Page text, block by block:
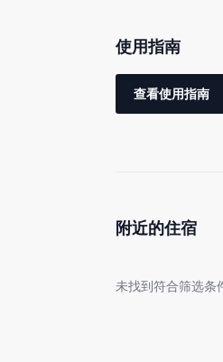
使用指南
查看使用指南
附近的住宿
未找到符合筛选条